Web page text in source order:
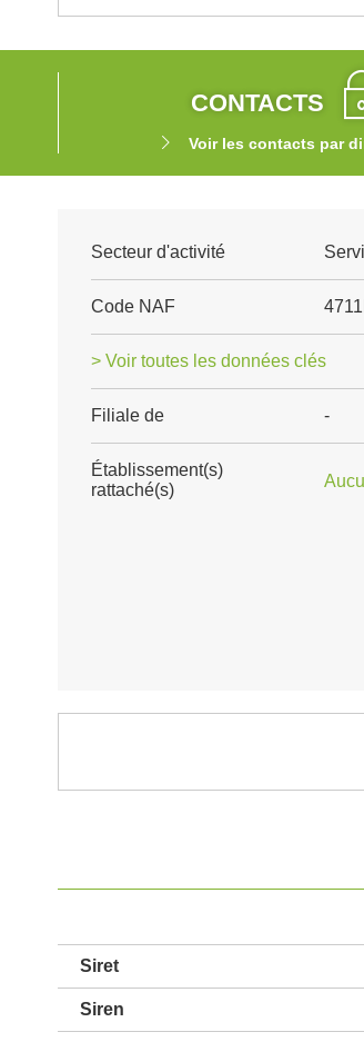
CONTACTS
Voir les contacts par
Secteur d'activité
Code NAF
> Voir toutes les données clés
Filiale de -
Établissement(s)
rattaché(s)
Siret
Siren